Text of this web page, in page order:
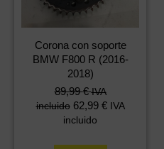
Corona con soporte
BMW F800 R (2016-
2018)
89,99€ IVA
incluido 62,99 € IVA
incluido